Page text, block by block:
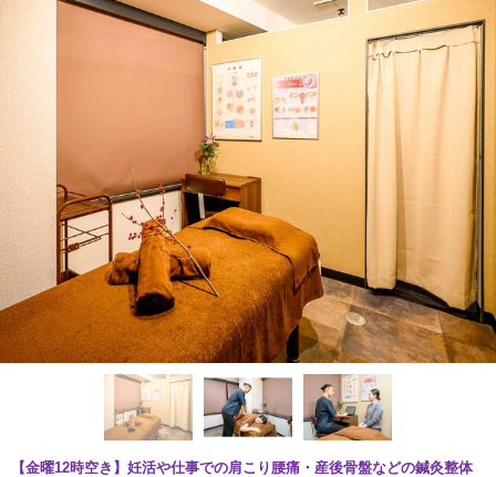
【金曜12時空き】妊活や仕事での肩こり腰痛・産後骨盤などの鍼灸整体